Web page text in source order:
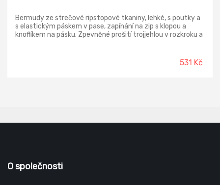
Bermudy ze strečové ripstopové tkaniny, lehké, s poutky a
s elastickým páskem v pase, zapínání na zip s klopou a
knoflíkem na pásku. Zpevněné prošití trojjehlou v rozkroku a
nošení a boční kapsa na svinovací metr. Levá postranní
kapsa s uzavírací klopou LOCK SYSTEM. Dvě zadní kapsy, z
531 Kč
O společnosti